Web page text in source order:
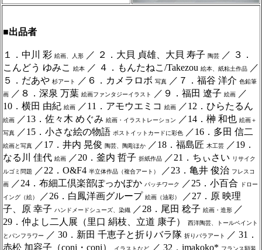
■出品者
１．中川 彩 絵画、人形 ／ ２．大貝 貞雄、大貝 寿子 陶芸
／ ３．
こんどう ゆみこ
絵本 ／ ４．もんたねこ/Takezou 絵本、紙粘土作品
／
５．だあや 杉アート ／６．カメラロボ 写真 ／７．福谷 洋介 色鉛筆
画
／８．深泉 万葉 絵画ファンタジーイラスト ／９．福田 遼子 絵画
／
10．横田 由紀 絵画 ／11．アモウエミコ 絵画 ／12．ひらたるん
絵画 ／13．佐々木 めぐみ 絵画・イラストレーション ／14．榊 和也 絵画＋
写真
／15．小さな絵の物語 ポストイットカードに彩色 ／16．多田 信二
絵画と写真 ／17．井内 晃俊 陶芸、陶彫ほか ／18．福島匠 木工芸
／19．
なる川 佳代 絵画 ／20．釜内 哲子 折紙作品 ／21．ちぃさい
リサイク
ルゴミ問題
／22．O&F4 半立体作品（複合アート） ／23．亀井 俊治 フレスコ
画
／24．布細工倶楽部ぽっかぽか パッチワーク ／25．小百合
ドロー
イング（絵）
／26．白鳳洋画グループ 絵画（油彩）
／27．原 映理
子、原 幸子 ハンドメードシューズ、染織 ／28．尾田 稔子 絵画・造形 ／
29．仲よし二人展（里口 絹枝、立道 康子）
西洋陶芸、トールペイント
とパンフラワー
／ 30．新田 千恵子と折りバラ隊 折りバラアート
／ 31．
赤松 加容子（coni・coni）
イラストなど ／ 32．imakoko* フランス額装